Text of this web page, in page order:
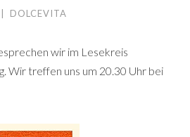
DOLCEVITA
wir im Lesekreis
Wir treffen uns um 20.30 Uhr bei